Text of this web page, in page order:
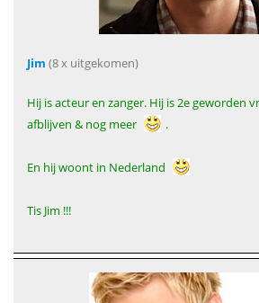
Jim (8 x uitgekomen)
Hij is acteur en zanger. Hij is 2e geworden
afblijven & nog meer
.
En hij woont in Nederland
Tis Jim !!!